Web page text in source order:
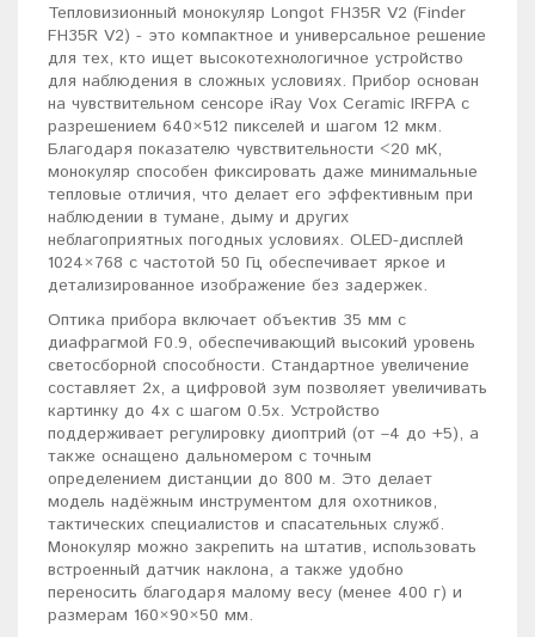
Тепловизионный монокуляр Longot FH35R V2 (Finder
FH35R V2) - это компактное и универсальное решение
для тех, кто ищет высокотехнологичное устройство
для наблюдения в сложных условиях. Прибор основан
на чувствительном сенсоре iRay Vox Ceramic IRFPA с
разрешением 640×512 пикселей и шагом 12 мкм.
Благодаря показателю чувствительности <20 мК,
монокуляр способен фиксировать даже минимальные
тепловые отличия, что делает его эффективным при
наблюдении в тумане, дыму и других
неблагоприятных погодных условиях. OLED-дисплей
1024×768 с частотой 50 Гц обеспечивает яркое и
детализированное изображение без задержек.
Оптика прибора включает объектив 35 мм с
диафрагмой F0.9, обеспечивающий высокий уровень
светосборной способности. Стандартное увеличение
составляет 2x, а цифровой зум позволяет увеличивать
картинку до 4x с шагом 0.5x. Устройство
поддерживает регулировку диоптрий (от –4 до +5), а
также оснащено дальномером с точным
определением дистанции до 800 м. Это делает
модель надёжным инструментом для охотников,
тактических специалистов и спасательных служб.
Монокуляр можно закрепить на штатив, использовать
встроенный датчик наклона, а также удобно
переносить благодаря малому весу (менее 400 г) и
размерам 160×90×50 мм.